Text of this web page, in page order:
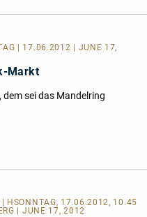
| 17.06.2012 | JUNE 17,
Markt
sei das Mandelring
| HSONNTAG, 17.06.2012, 10.45
| JUNE 17, 2012